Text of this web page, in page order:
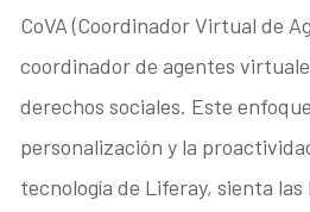
CoVA (Coordinador Virtual de
coordinador de agentes
derechos sociales. Este
personalización y la
tecnología de Liferay, sienta las